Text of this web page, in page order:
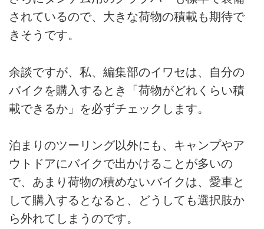
されているので、大きな荷物の積載も期待で
きそうです。
余談ですが、私、編集部のイワセは、自分の
バイクを購入するとき「荷物がどれくらい積
載できるか」を必ずチェックします。
泊まりのツーリング以外にも、キャンプやア
ウトドアにバイクで出かけることが多いの
で、あまり荷物の積めないバイクは、愛車と
して購入するとなると、どうしても選択肢か
ら外れてしまうのです。